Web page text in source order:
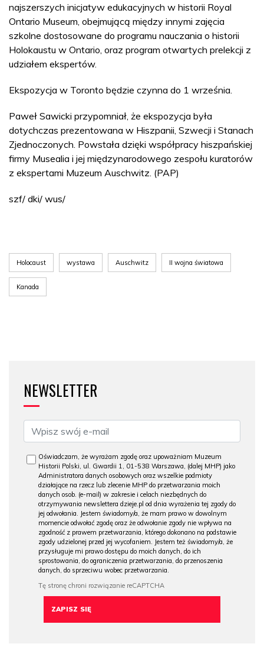
najszerszych inicjatyw edukacyjnych w historii Royal
Ontario Museum, obejmującą między innymi zajęcia
szkolne dostosowane do programu nauczania o historii
Holokaustu w Ontario, oraz program otwartych prelekcji z
udziałem ekspertów.
Ekspozycja w Toronto będzie czynna do 1 września.
Paweł Sawicki przypomniał, że ekspozycja była
dotychczas prezentowana w Hiszpanii, Szwecji i Stanach
Zjednoczonych. Powstała dzięki współpracy hiszpańskiej
firmy Musealia i jej międzynarodowego zespołu kuratorów
z ekspertami Muzeum Auschwitz. (PAP)
szf/ dki/ wus/
Holocaust wystawa Auschwitz II wojna światowa
Kanada
NEWSLETTER
Oświadczam, że wyrażam zgodę oraz upoważniam Muzeum
Historii Polski, ul. Gwardii 1, 01-538 Warszawa, (dalej MHP) jako
Administratora danych osobowych oraz wszelkie podmioty
działające na rzecz lub zlecenie MHP do przetwarzania moich
danych osob. (e-mail) w zakresie i celach niezbędnych do
otrzymywania newslettera dzieje.pl od dnia wyrażenia tej zgody do
jej odwołania. Jestem świadomy/a, że mam prawo w dowolnym
momencie odwołać zgodę oraz że odwołanie zgody nie wpływa na
zgodność z prawem przetwarzania, którego dokonano na podstawie
zgody udzielonej przed jej wycofaniem. Jestem też świadomy/a, że
przysługuje mi prawo dostępu do moich danych, do ich
sprostowania, do ograniczenia przetwarzania, do przenoszenia
danych, do sprzeciwu wobec przetwarzania.